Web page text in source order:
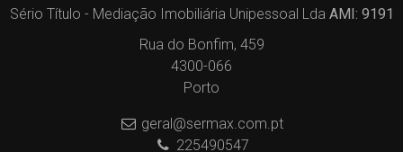
Sério Título - Mediação Imobiliária Unipessoal Lda AMI: 9191
Rua do Bonfim, 459
4300-066
Porto
geral@sermax.com.pt
225490547